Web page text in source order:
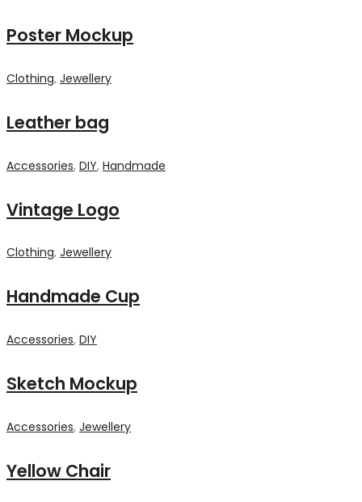
Poster Mockup
Clothing, Jewellery
Leather bag
Accessories, DIY, Handmade
Vintage Logo
Clothing, Jewellery
Handmade Cup
Accessories, DIY
Sketch Mockup
Accessories, Jewellery
Yellow Chair